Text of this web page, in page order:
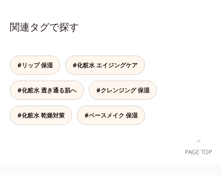
透明感を包括的にサポート。全方位
ケアのアプローチによって、肌本来
プ（脂性肌～普通肌）M＝しっとり
タイプ（普通肌～乾性肌）*1 シ
ミ・ソバカスが肌表面にあらわれる
こと*2 メラニンの生成を抑え、シ
ミ・ソバカスを防ぐ*3 うるおいに
よる透明感のある肌*4 日本化粧品
業界で初めてメラニンの第三のルー
スエキスとHSP（ヒートショックプ
ロテイン）(*4)の合わせ技で、目
を感じやすい部位に働きかけ、ハリ
感のある肌へ導きます。さらに、水
でも油でもない第3の成分、even
wateroil（イーブンワテロイル）を
配合することにより、水でも油でも
実現できなかった、“濃密なうるお
い感”と“ベタつかない”、相反する2
関連タグで探す
#リップ 保湿 #化粧水 エイジングケア
#化粧水 透き通る肌へ #クレンジング 保湿
#化粧水 乾燥対策 #ベースメイク 保湿